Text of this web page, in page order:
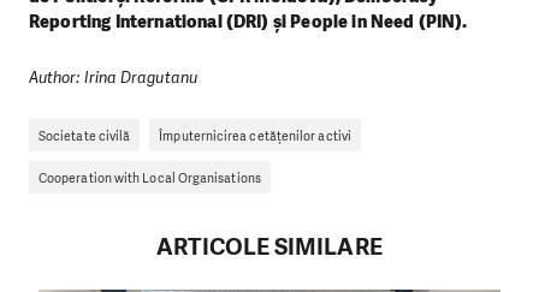
Reporting International (DRI) și People in Need (PIN).
Author: Irina Dragutanu
Societate civilă Împuternicirea cetățenilor activi
Cooperation with Local Organisations
ARTICOLE SIMILARE